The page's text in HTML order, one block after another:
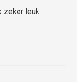
zeker leuk